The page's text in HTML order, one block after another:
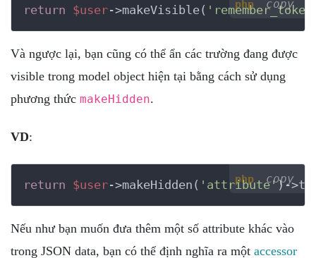
php copy
return $user->makeVisible(
Và ngược lại, bạn cũng có thể ẩn các trường đang được
visible trong model object hiện tại bằng cách sử dụng
phương thức makeHidden.
VD:
php copy
return $user->makeHidden( 'attribute')-
Nếu như bạn muốn đưa thêm một số attribute khác vào
trong JSON data, bạn có thể định nghĩa ra một accessor